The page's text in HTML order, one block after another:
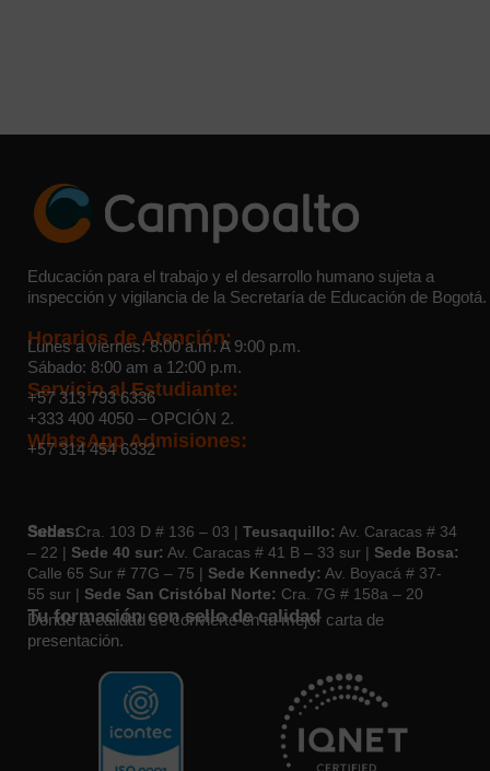
Educación para el trabajo y el desarrollo humano sujeta a
inspección y vigilancia de la Secretaría de Educación de Bogotá.
Horarios de Atención:
Lunes a viernes: 8:00 a.m. A 9:00 p.m.
Sábado: 8:00 am a 12:00 p.m.
Servicio al Estudiante:
+57 313 793 6336
+333 400 4050 – OPCIÓN 2.
WhatsApp Admisiones:
+57 314 454 6332
Sedes:
Suba:Cra. 103 D # 136 – 03 | Teusaquillo: Av. Caracas # 34
– 22 | Sede 40 sur: Av. Caracas # 41 B – 33 sur | Sede Bosa:
Calle 65 Sur # 77G – 75 | Sede Kennedy: Av. Boyacá # 37-
55 sur | Sede San Cristóbal Norte: Cra. 7G # 158a – 20
Tu formación con sello de calidad
Donde la calidad se convierte en tu mejor carta de
presentación.